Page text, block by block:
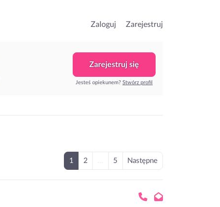
Zaloguj Zarejestruj
Zarejestruj się
Jesteś opiekunem? Stwórz profil
1 2 5 Następne